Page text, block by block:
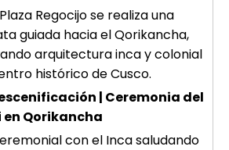
Cusco 8 dias
+ Hotel 4*
desde Puno 1 día-
Sol & Bolivia
Taquile 1 día | Salidas
Regocijo se realiza una
guiada hacia el Qorikancha,
arquitectura inca y colonial
histórico de Cusco.
| Ceremonia del
en Qorikancha
con el Inca saludando